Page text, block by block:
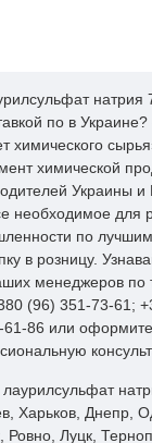
б.
98
ПH EПC
98
ПH EПC
98
вес. %,
ПH EПC
%, н.
ПH EПC
ппм,
ПH EПC
98
натрия
по в
химического
химической
Украины
необходимое для
по
в розницу.
менеджеров по
(96) 351-73-61;
86 или оформите
Харьков, Днепр,
Ровно, Луцк,